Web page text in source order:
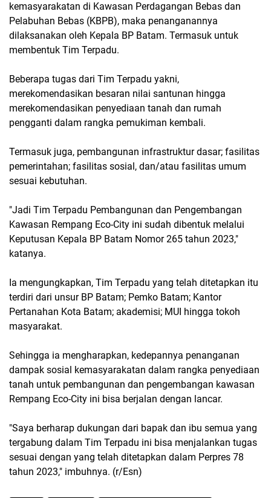
kemasyarakatan di Kawasan Perdagangan Bebas dan
Pelabuhan Bebas (KBPB), maka penanganannya
dilaksanakan oleh Kepala BP Batam. Termasuk untuk
membentuk Tim Terpadu.
Beberapa tugas dari Tim Terpadu yakni,
merekomendasikan besaran nilai santunan hingga
merekomendasikan penyediaan tanah dan rumah
pengganti dalam rangka pemukiman kembali.
Termasuk juga, pembangunan infrastruktur dasar; fasilitas
pemerintahan; fasilitas sosial, dan/atau fasilitas umum
sesuai kebutuhan.
"Jadi Tim Terpadu Pembangunan dan Pengembangan
Kawasan Rempang Eco-City ini sudah dibentuk melalui
Keputusan Kepala BP Batam Nomor 265 tahun 2023,"
katanya.
Ia mengungkapkan, Tim Terpadu yang telah ditetapkan itu
terdiri dari unsur BP Batam; Pemko Batam; Kantor
Pertanahan Kota Batam; akademisi; MUI hingga tokoh
masyarakat.
Sehingga ia mengharapkan, kedepannya penanganan
dampak sosial kemasyarakatan dalam rangka penyediaan
tanah untuk pembangunan dan pengembangan kawasan
Rempang Eco-City ini bisa berjalan dengan lancar.
"Saya berharap dukungan dari bapak dan ibu semua yang
tergabung dalam Tim Terpadu ini bisa menjalankan tugas
sesuai dengan yang telah ditetapkan dalam Perpres 78
tahun 2023," imbuhnya. (r/Esn)